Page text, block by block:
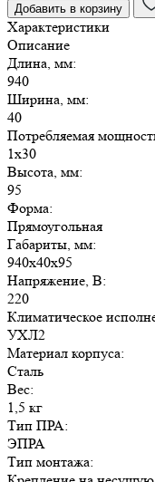
30-
012
Добавить в корзину
Характеристики
Описание
Длина, мм:
940
Ширина, мм:
40
Потребляемая
1х30
Высота, мм:
95
Форма:
Прямоугольная
Габариты, мм:
940х40х95
Напряжение, В:
220
Климатическое
УХЛ2
Материал корпуса:
Сталь
Вес:
1,5 кг
Тип ПРА:
ЭПРА
Тип монтажа: